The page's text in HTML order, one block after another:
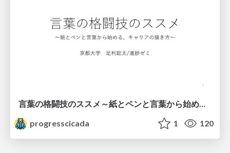
progresscicada
1 120